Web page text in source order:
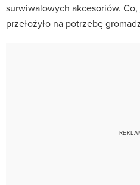
surwiwalowych akcesoriów.
przełożyło na potrzebę